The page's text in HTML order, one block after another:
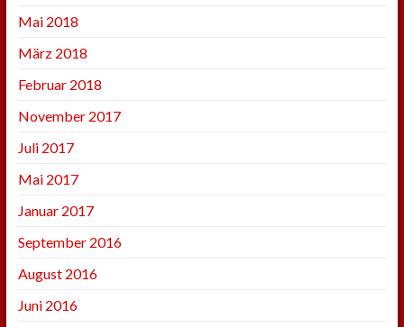
Mai 2018
März 2018
Februar 2018
November 2017
Juli 2017
Mai 2017
Januar 2017
September 2016
August 2016
Juni 2016